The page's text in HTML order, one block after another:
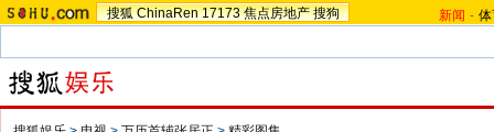
搜狐 ChinaRen 17173 焦点房地产 搜狗 新闻 -